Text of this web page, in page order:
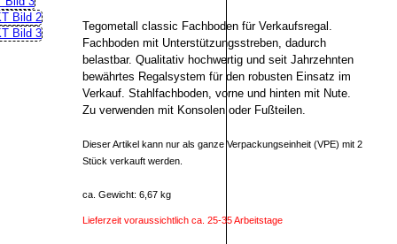
Tegometall classic Fachboden für Verkaufsregal.
Fachboden mit Unterstützungsstreben, dadurch
belastbar. Qualitativ hochwertig und seit Jahrzehnten
bewährtes Regalsystem für den robusten Einsatz im
Verkauf. Stahlfachboden, vorne und hinten mit Nute.
Zu verwenden mit Konsolen oder Fußteilen.
Dieser Artikel kann nur als ganze Verpackungseinheit (VPE) mit 2
Stück verkauft werden.
ca. Gewicht: 6,67 kg
Lieferzeit voraussichtlich ca. 25-35 Arbeitstage